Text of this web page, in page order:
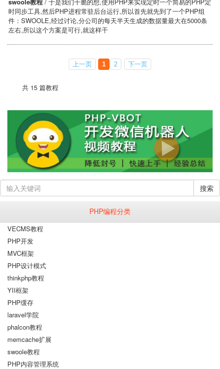
swoole教程 / 于是我们干脆的想,使用PHP来实现定时一个简易的PHP定
时同步工具,然后PHP进程常驻后台运行,所以首先就先到了一个PHP组
件：SWOOLE,经过讨论,分公司的每天半天生成的数据量最大在5000条
左右,所以这个方案是可行,就这样干
上一页 1 2 下一页
共 15 篇教程
搜索
PHP编程分类
VECMS教程
PHP开发
MVC框架
PHP设计模式
thinkphp教程
YII框架
PHP缓存
laravel学院
phalcon教程
memcache扩展
swoole教程
PHP内容管理系统